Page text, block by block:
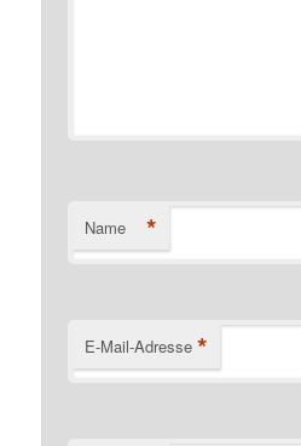
Name *
E-Mail-Adresse *